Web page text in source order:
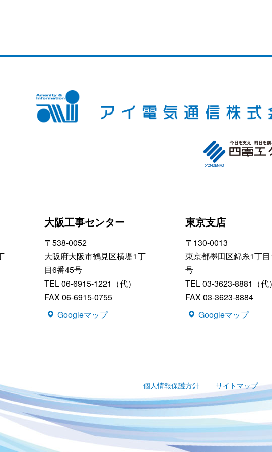
大阪工事センター
〒538-0052
大阪府大阪市鶴見区横堤1丁
目6番45号
TEL 06-6915-1221（代）
FAX 06-6915-0755
Googleマップ
東京支店
〒130-0013
東京都墨田区錦糸1丁
号
TEL 03-3623-8881（代）
FAX 03-3623-8884
Googleマップ
個人情報保護方針 サイトマップ